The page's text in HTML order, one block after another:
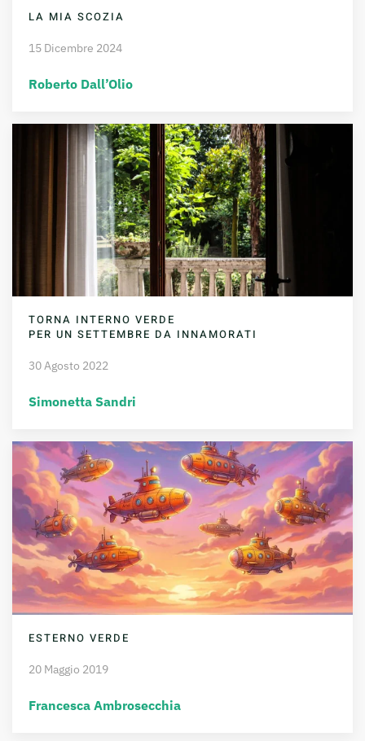
LA MIA SCOZIA
15 Dicembre 2024
Roberto Dall’Olio
TORNA INTERNO VERDE
PER UN SETTEMBRE DA INNAMORATI
30 Agosto 2022
Simonetta Sandri
ESTERNO VERDE
20 Maggio 2019
Francesca Ambrosecchia